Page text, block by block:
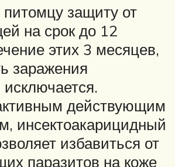
защиту от
на срок до 12
этих 3 месяцев,
заражения
действующим
инсектоакарицидный
избавиться от
паразитов на коже